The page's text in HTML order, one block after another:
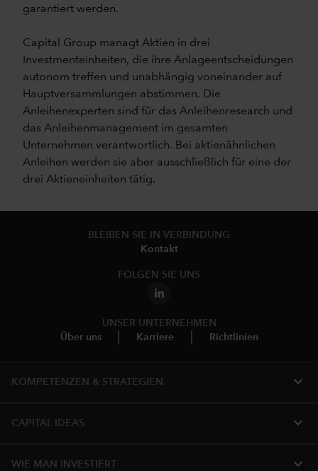
garantiert werden.
Capital Group managt Aktien in drei
Investmenteinheiten, die ihre Anlageentscheidungen
autonom treffen und unabhängig voneinander auf
Hauptversammlungen abstimmen. Die
Anleihenexperten sind für das Anleihenresearch und
das Anleihenmanagement im gesamten
Unternehmen verantwortlich. Bei aktienähnlichen
Anleihen werden sie aber ausschließlich für eine der
drei Aktieneinheiten tätig.
BLEIBEN SIE IN VERBINDUNG
Kontakt
FOLGEN SIE UNS
UNSER UNTERNEHMEN
Über uns
Karriere Richtlinien
KOMPETENZEN & STRATEGIEN expand_more
CAPITAL IDEAS expand_more
WIE MAN INVESTIERT expand_more